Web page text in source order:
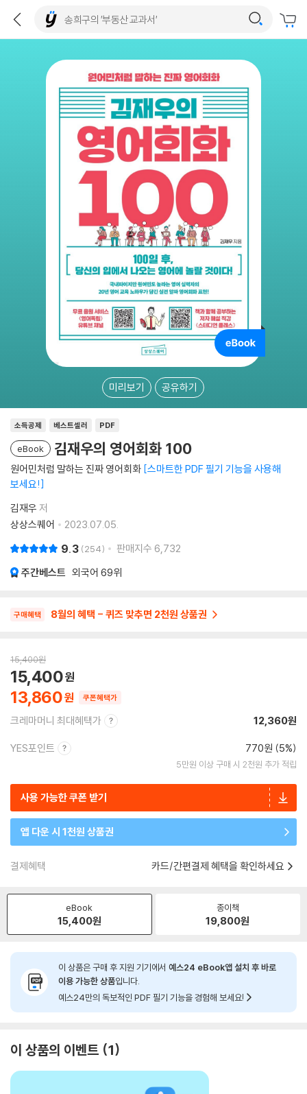
미리보기 공유하기
소득공제 베스트셀러 PDF
eBook 김재우의 영어회화 100
원어민처럼 말하는 진짜 영어회화 스마트한 PDF 필기 기능을 사용해
보세요!
김재우 저
상상스퀘어
2023.07.05.
9.3 254 판매지수 6,732
주간베스트 외국어 69위
구매혜택 8월의 혜택 - 퀴즈 맞추면 2천원 상품권
15,400원
13,860
15,400
쿠폰혜택가
크레마머니 최대혜택가 12,360원
YES포인트 770원 (5%)
5만원 이상 구매 시 2천원 추가 적립
사용 가능한 쿠폰 받기
앱 다운 시 1천원 상품권
결제혜택 카드/간편결제 혜택을 확인하세요
eBook
15,400원
종이책
19,800원
이 상품은 구매 후 지원 기기에서 예스24 eBook앱 설치 후 바로
이용 가능한 상품입니다.
예스24만의 독보적인 PDF 필기 기능을 경험해 보세요!
이 상품의 이벤트 1